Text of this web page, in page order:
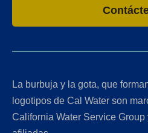
La burbuja y la gota, que
logotipos de Cal Water son
California Water Service